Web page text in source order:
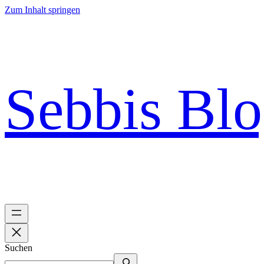
Zum Inhalt springen
Sebbis
Suchen